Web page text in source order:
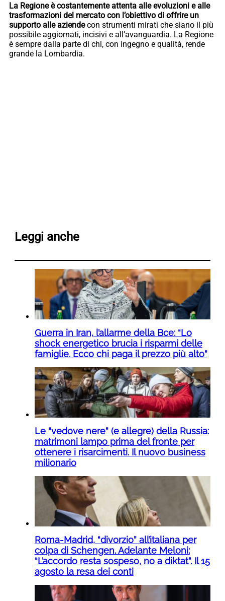
La Regione è costantemente attenta alle evoluzioni e alle
trasformazioni del mercato con l’obiettivo di offrire un
supporto alle aziendecon strumenti mirati che siano il più
possibile aggiornati, incisivi e all’avanguardia. La Regione
è sempre dalla parte di chi, con ingegno e qualità, rende
grande la Lombardia.
Leggi anche
Guerra in Iran, l’allarme della Bce: “Lo
shock energetico brucia i risparmi delle
famiglie. Ecco chi paga il prezzo più alto”
Le “vedove nere” (e allegre) della Russia:
matrimoni lampo prima del fronte per
ottenere i risarcimenti. Il nuovo business
milionario
Roma-Madrid, “divorzio” all’italiana per
colpa di Schengen. Adelante Meloni:
“L’accordo resta sospeso, no a diktat”. Il 15
agosto la resa dei conti